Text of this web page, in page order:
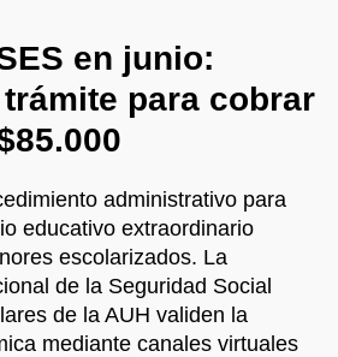
en junio:
para cobrar
administrativo para
educativo extraordinario
escolarizados. La
de la Seguridad Social
de la AUH validen la
mediante canales virtuales